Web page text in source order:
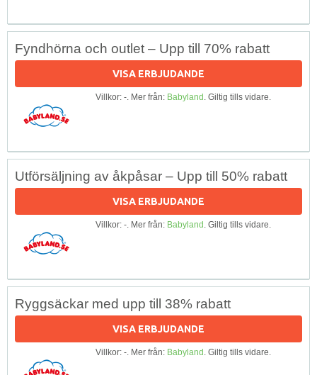
Fyndhörna och outlet – Upp till 70% rabatt
VISA ERBJUDANDE
Villkor: -. Mer från: Babyland. Giltig tills vidare.
Utförsäljning av åkpåsar – Upp till 50% rabatt
VISA ERBJUDANDE
Villkor: -. Mer från: Babyland. Giltig tills vidare.
Ryggsäckar med upp till 38% rabatt
VISA ERBJUDANDE
Villkor: -. Mer från: Babyland. Giltig tills vidare.